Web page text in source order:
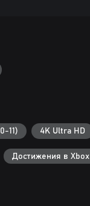
11) 4K Ultra HD
Достижения в Xbox